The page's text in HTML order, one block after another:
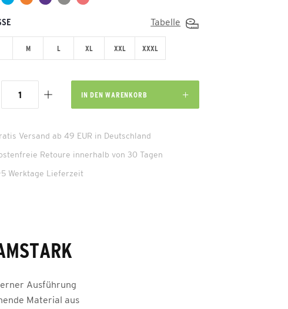
Tabelle
M L XL XXL XXXL
IN DEN WARENKORB
Versand ab 49 EUR in Deutschland
Retoure innerhalb von 30 Tagen
5 Werktage Lieferzeit
Ausführung
Material aus